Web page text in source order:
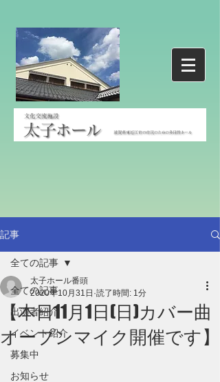
記事
全ての記事
出演者紹介
イベント紹介
募集中
お知らせ
全ての記事
【本日11月1日(日)カバー曲
オープンマイク開催です】
太子ホール番頭
2020年10月31日 読了時間: 1分